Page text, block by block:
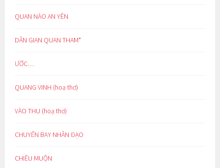
QUAN NÀO AN YÊN
DÂN GIAN QUAN THAM*
ƯỚC…
QUANG VINH (hoạ thơ)
VÀO THU (hoạ thơ)
CHUYẾN BAY NHÂN ĐẠO
CHIỀU MUỘN